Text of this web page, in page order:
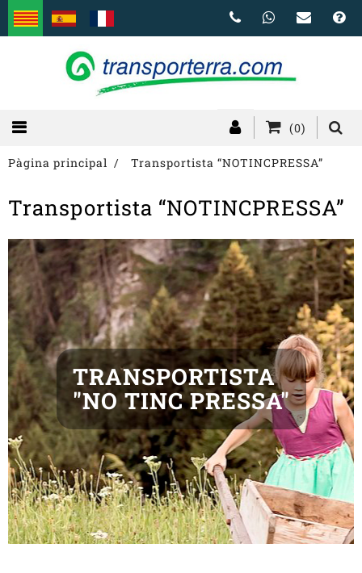
(0)
Pàgina principal Transportista “NOTINCPRESSA”
Transportista “NOTINCPRESSA”
TRANSPORTISTA
"NO TINC PRESSA"